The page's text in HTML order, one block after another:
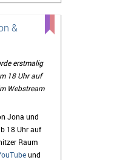
&
erstmalig
18 Uhr auf
Webstream
Jona und
18 Uhr auf
Raum
und